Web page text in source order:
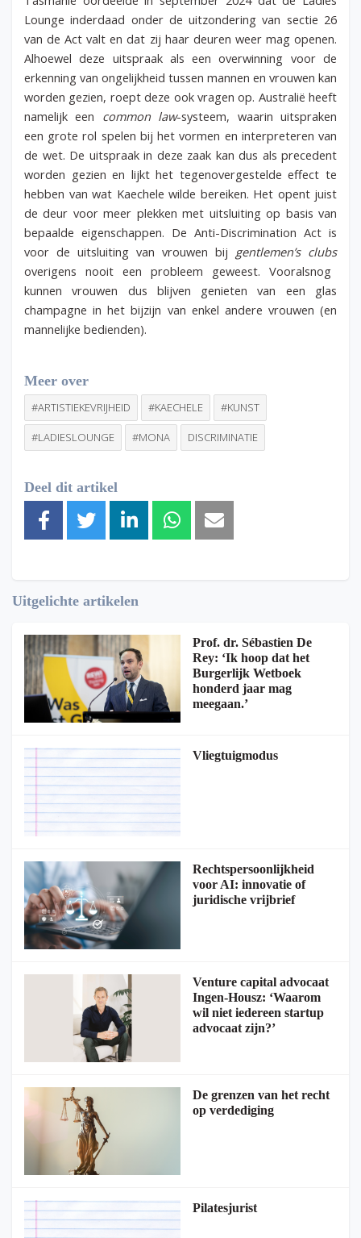
Lounge inderdaad onder de uitzondering van sectie 26
van de Act valt en dat zij haar deuren weer mag openen.
Alhoewel deze uitspraak als een overwinning voor de
erkenning van ongelijkheid tussen mannen en vrouwen kan
worden gezien, roept deze ook vragen op. Australië heeft
namelijk een common law-systeem, waarin uitspraken
een grote rol spelen bij het vormen en interpreteren van
de wet. De uitspraak in deze zaak kan dus als precedent
worden gezien en lijkt het tegenovergestelde effect te
hebben van wat Kaechele wilde bereiken. Het opent juist
de deur voor meer plekken met uitsluiting op basis van
bepaalde eigenschappen. De Anti-Discrimination Act is
voor de uitsluiting van vrouwen bij gentlemen’s clubs
overigens nooit een probleem geweest. Vooralsnog
kunnen vrouwen dus blijven genieten van een glas
champagne in het bijzijn van enkel andere vrouwen (en
mannelijke bedienden).
Meer over
#ARTISTIEKEVRIJHEID #KAECHELE #KUNST
#LADIESLOUNGE #MONA DISCRIMINATIE
Deel dit artikel
Uitgelichte artikelen
Prof. dr. Sébastien De
Rey: ‘Ik hoop dat het
Burgerlijk Wetboek
honderd jaar mag
meegaan.’
Vliegtuigmodus
Rechtspersoonlijkheid
voor AI: innovatie of
juridische vrijbrief
Venture capital advocaat
Ingen-Housz: ‘Waarom
wil niet iedereen startup
advocaat zijn?’
De grenzen van het recht
op verdediging
Pilatesjurist